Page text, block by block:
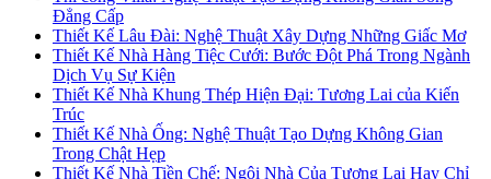
Đẳng Cấp
Thiết Kế Lâu Đài: Nghệ Thuật Xây Dựng Những Giấc Mơ
Thiết Kế Nhà Hàng Tiệc Cưới: Bước Đột Phá Trong Ngành
Dịch Vụ Sự Kiện
Thiết Kế Nhà Khung Thép Hiện Đại: Tương Lai của Kiến
Trúc
Thiết Kế Nhà Ống: Nghệ Thuật Tạo Dựng Không Gian
Trong Chật Hẹp
Thiết Kế Nhà Tiền Chế: Ngôi Nhà Của Tương Lai Hay Chỉ